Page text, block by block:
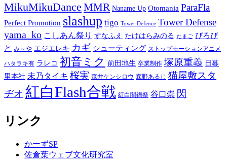
MikuMikuDance MMR Naname Up Otomania ParaFla
Perfect Promotion slashup tigo Tower Defence Tower Defense
yama_ko こしあん祭り すなふえ たけはらみのる たまご ぴろぴ
と み～や エジエレキ カギ シューティング ストップモーションアニメ
ハタラキ有 ラレコ 初音ミク 前田地生 卒業制作 塚原重義 日暮
里本社 未乃タイキ 桜実 森井ケンシロウ 森野あるじ 猫屋敷スタ
ヂオ 紅白Flash合戦 紅白闇鍋祭 谷口崇 閃
リンク
かーずSP
佐倉葉ウェブ文化研究室